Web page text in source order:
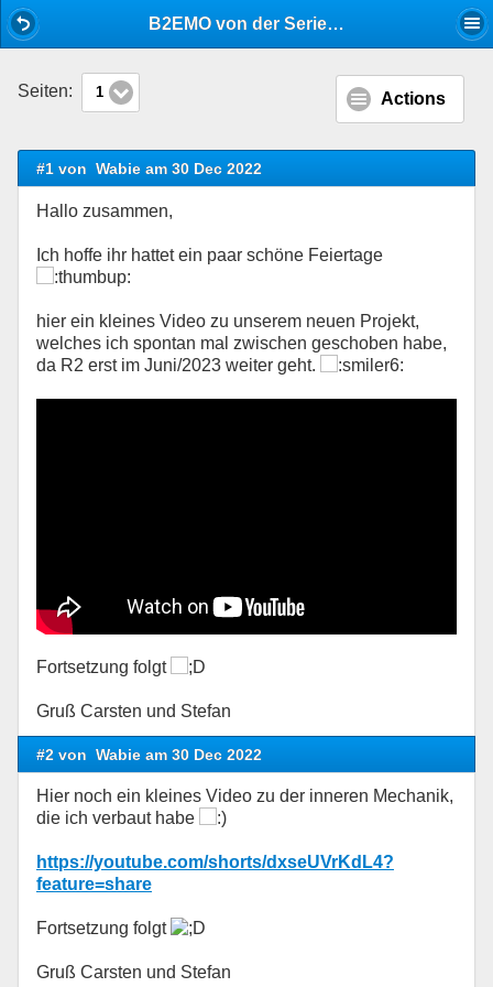
B2EMO von der Serie Andor
Seiten: 1 Actions
#1 von Wabie am 30 Dec 2022
Hallo zusammen,
Ich hoffe ihr hattet ein paar schöne Feiertage
hier ein kleines Video zu unserem neuen Projekt,
welches ich spontan mal zwischen geschoben habe,
da R2 erst im Juni/2023 weiter geht.
Fortsetzung folgt
Gruß Carsten und Stefan
#2 von Wabie am 30 Dec 2022
Hier noch ein kleines Video zu der inneren Mechanik,
die ich verbaut habe
https://youtube.com/shorts/dxseUVrKdL4?
feature=share
Fortsetzung folgt
Gruß Carsten und Stefan